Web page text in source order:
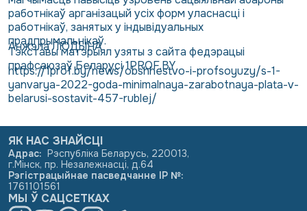
работнікаў арганізацый усіх форм уласнасці і
работнікаў, занятых у індывідуальных
прадпрымальнікаў.
Анжэла ЛЮДЫНА
Тэкставы матэрыял узяты з сайта федэрацыі
прафсаюзаў Беларусі1PROF.BY
https://1prof.by/news/obshhestvo-i-profsoyuzy/s-1-
yanvarya-2022-goda-minimalnaya-zarabotnaya-plata-v-
belarusi-sostavit-457-rublej/
ЯК НАС ЗНАЙСЦІ
Адрас: Рэспубліка Беларусь, 220013,
г.Мінск, пр. Незалежнасці, д.64
Рэгістрацыйнае пасведчанне ІР №:
1761101561
МЫ Ў САЦСЕТКАХ